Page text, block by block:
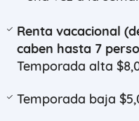
Renta vacacional
caben hasta 7
Temporada alta
Temporada baja